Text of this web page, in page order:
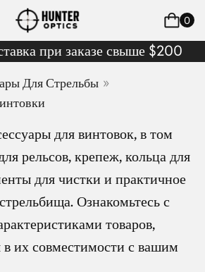
0
при заказе свыше $200
Для Стрельбы »
для винтовок, в том
рельсов, крепеж, кольца для
для чистки и практичное
Ознакомьтесь с
товаров,
в их совместимости с вашим